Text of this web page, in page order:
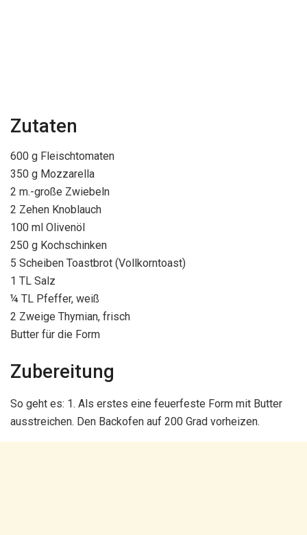
Zutaten
600 g Fleischtomaten
350 g Mozzarella
2 m.-große Zwiebeln
2 Zehen Knoblauch
100 ml Olivenöl
250 g Kochschinken
5 Scheiben Toastbrot (Vollkorntoast)
1 TL Salz
¼ TL Pfeffer, weiß
2 Zweige Thymian, frisch
Butter für die Form
Zubereitung
So geht es: 1. Als erstes eine feuerfeste Form mit Butter
ausstreichen. Den Backofen auf 200 Grad vorheizen.